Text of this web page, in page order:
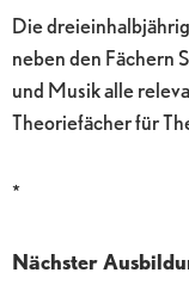
Die
neben den Fächern
und Musik alle
Theoriefächer für
*
Nächster